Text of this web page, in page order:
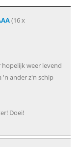
(16 x
weer levend
'n ander z'n schip
Doei!